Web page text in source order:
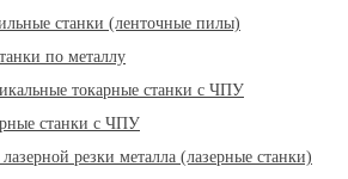
станки (ленточные пилы)
по металлу
токарные станки с ЧПУ
станки с ЧПУ
резки металла (лазерные станки)